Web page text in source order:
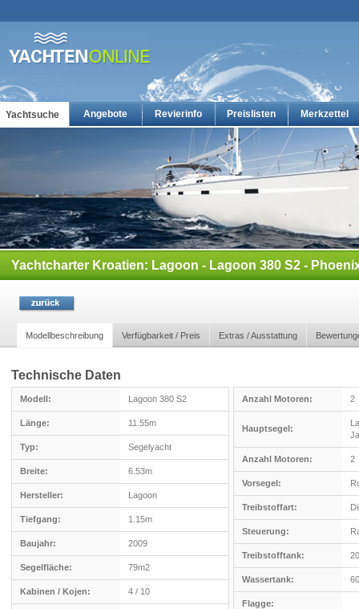
Yachtsuche Angebote Revierinfo Preislisten Merkzettel
Die günstigsten Charteryachten auf yachten-online
Yachtcharter Kroatien: Lagoon - Lagoon 380 S2 -
Modellbeschreibung Verfügbarkeit / Preis Extras / Ausstattung
Technische Daten
Modell: Lagoon 380 S2
Länge: 11.55m
Typ: Segelyacht
Breite: 6.53m
Hersteller: Lagoon
Tiefgang: 1.15m
Baujahr: 2009
Segelfläche: 79m2
Kabinen / Kojen: 4 / 10
Anzahl Motoren: 2
Hauptsegel:
Anzahl Motoren: 2
Vorsegel:
Treibstoffart:
Steuerung:
Treibstofftank:
Wassertank:
Flagge: